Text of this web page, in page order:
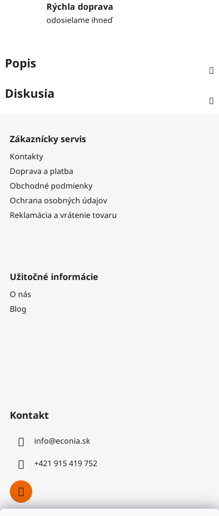
Rýchla doprava
odosielame ihneď
Popis
Diskusia
Zákaznícky servis
Kontakty
Doprava a platba
Obchodné podmienky
Ochrana osobných údajov
Reklamácia a vrátenie tovaru
Užitočné informácie
O nás
Blog
Kontakt
info@econia.sk
+421 915 419 752